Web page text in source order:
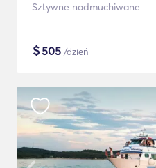
Sztywne nadmuchiwane
$505 /dzień